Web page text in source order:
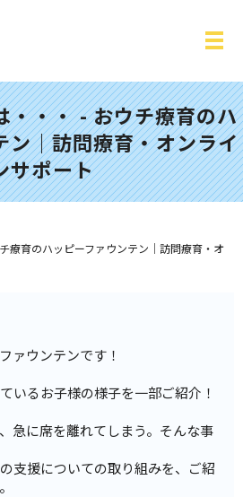
・・・ - おウチ療育のハ
ン｜訪問療育・オンライ
サポート
療育のハッピーファウンテン｜訪問療育・オ
ァウンテンです！
いるお子様の様子を一部ご紹介！
急に席を離れてしまう。そんな事
支援についての取り組みを、ご紹